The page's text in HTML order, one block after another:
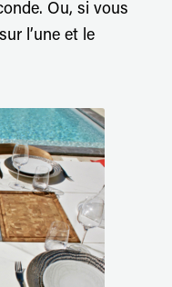
Ou, si vous
l’une et le